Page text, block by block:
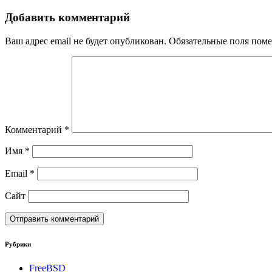
Добавить комментарий
Ваш адрес email не будет опубликован. Обязательные поля
Комментарий *
Имя *
Email *
Сайт
Рубрики
FreeBSD